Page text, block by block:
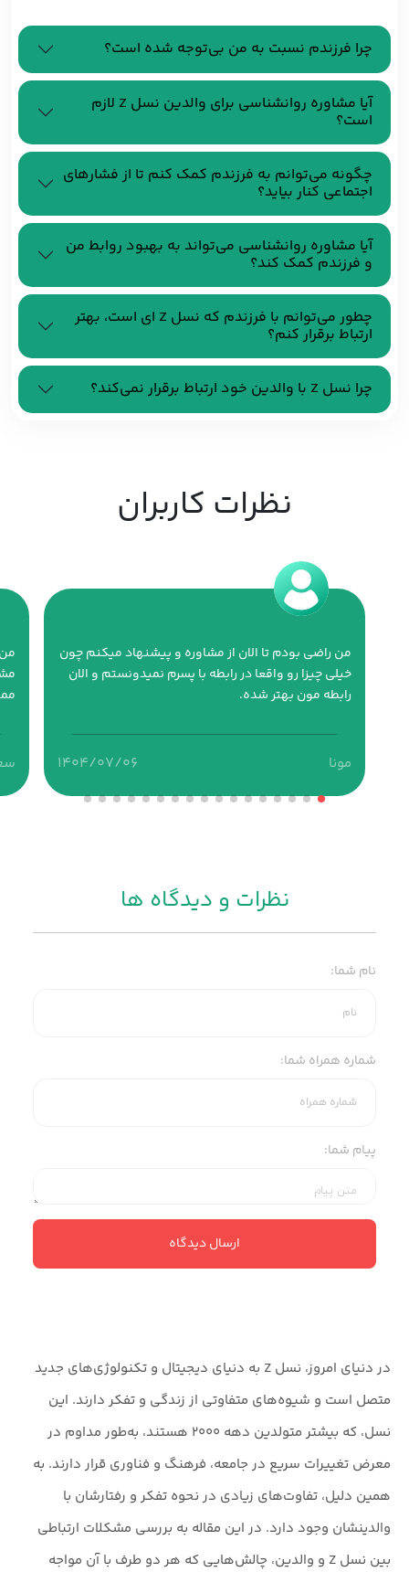
چرا فرزندم نسبت به من بی‌توجه شده است؟
آیا مشاوره روانشناسی برای والدین نسل Z لازم
است؟
چگونه می‌توانم به فرزندم کمک کنم تا از فشارهای
اجتماعی کنار بیاید؟
آیا مشاوره روانشناسی می‌تواند به بهبود روابط من
و فرزندم کمک کند؟
چطور می‌توانم با فرزندم که نسل Z ای است، بهتر
ارتباط برقرار کنم؟
چرا نسل Z با والدین خود ارتباط برقرار نمی‌کند؟
نظرات کاربران
من راضی بودم تا الان از مشاوره و پیشنهاد میکنم چون
خیلی چیزا رو واقعا در رابطه با پسرم نمیدونستم و الان
رابطه مون بهتر شده.
مونا ۱۴۰۴/۰۷/۰۶
نظرات و دیدگاه ها
نام شما:
شماره همراه شما:
پیام شما:
ارسال دیدگاه
در دنیای امروز، نسل Z به دنیای دیجیتال و تکنولوژی‌های جدید
متصل است و شیوه‌های متفاوتی از زندگی و تفکر دارند. این
نسل، که بیشتر متولدین دهه ۲۰۰۰ هستند، به‌طور مداوم در
معرض تغییرات سریع در جامعه، فرهنگ و فناوری قرار دارند. به
همین دلیل، تفاوت‌های زیادی در نحوه تفکر و رفتارشان با
والدینشان وجود دارد. در این مقاله به بررسی مشکلات ارتباطی
بین نسل Z و والدین، چالش‌هایی که هر دو طرف با آن مواجه